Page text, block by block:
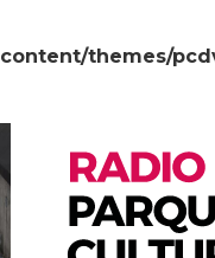
themes/